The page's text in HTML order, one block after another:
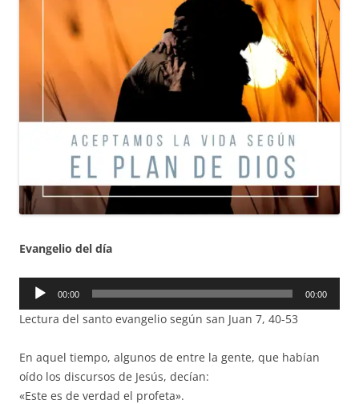
Evangelio del día
Reproductor
audio
00:00 00:00
Lectura del santo evangelio según san Juan 7, 40-53
En aquel tiempo, algunos de entre la gente, que habían
oído los discursos de Jesús, decían:
«Este es de verdad el profeta».